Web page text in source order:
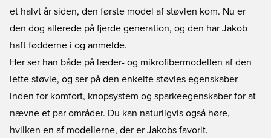
et halvt år siden, den første model af støvlen kom. Nu er
den dog allerede på fjerde generation, og den har Jakob
haft fødderne i og anmelde.
Her ser han både på læder- og mikrofibermodellen af den
lette støvle, og ser på den enkelte støvles egenskaber
inden for komfort, knopsystem og sparkeegenskaber for at
nævne et par områder. Du kan naturligvis også høre,
hvilken en af modellerne, der er Jakobs favorit.